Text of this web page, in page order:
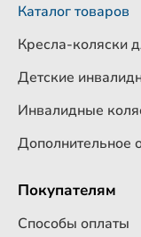
Каталог товаров
Кресла-коляски
Детские
Инвалидные
Дополнительное
Покупателям
Способы оплаты